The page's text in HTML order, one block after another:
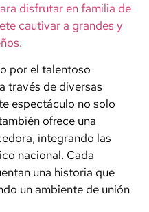
disfrutar en familia de
cautivar a grandes y
por el talentoso
través de diversas
espectáculo no solo
ofrece una
integrando las
nacional. Cada
una historia que
un ambiente de unión